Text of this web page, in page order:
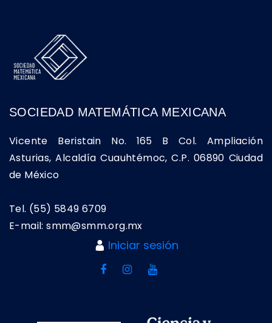
SOCIEDAD MATEMÁTICA MEXICANA
Vicente Beristain No. 165 B Col. Ampliación
Asturias, Alcaldía Cuauhtémoc, C.P. 06890 Ciudad
de México
Tel. (55) 5849 6709
E-mail: smm@smm.org.mx
Iniciar sesión